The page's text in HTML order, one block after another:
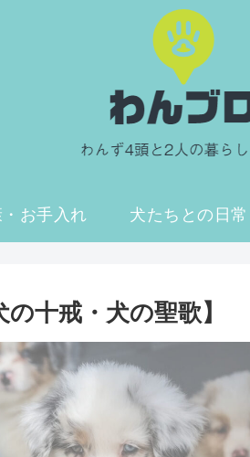
お手入れ 犬たちとの日常
十戒・犬の聖歌】